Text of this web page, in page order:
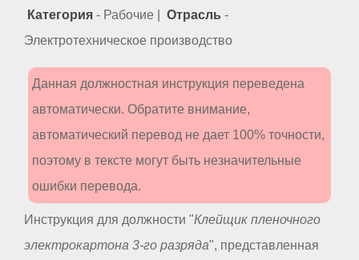
Категория - Рабочие | Отрасль -
Электротехническое производство
Данная должностная инструкция переведена
автоматически. Обратите внимание,
автоматический перевод не дает 100% точности,
поэтому в тексте могут быть незначительные
ошибки перевода.
Инструкция для должности "Клейщик пленочного
электрокартона 3-го разряда", представленная